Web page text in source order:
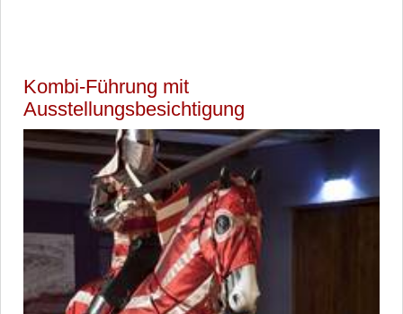
Kombi-Führung mit
Ausstellungsbesichtigung